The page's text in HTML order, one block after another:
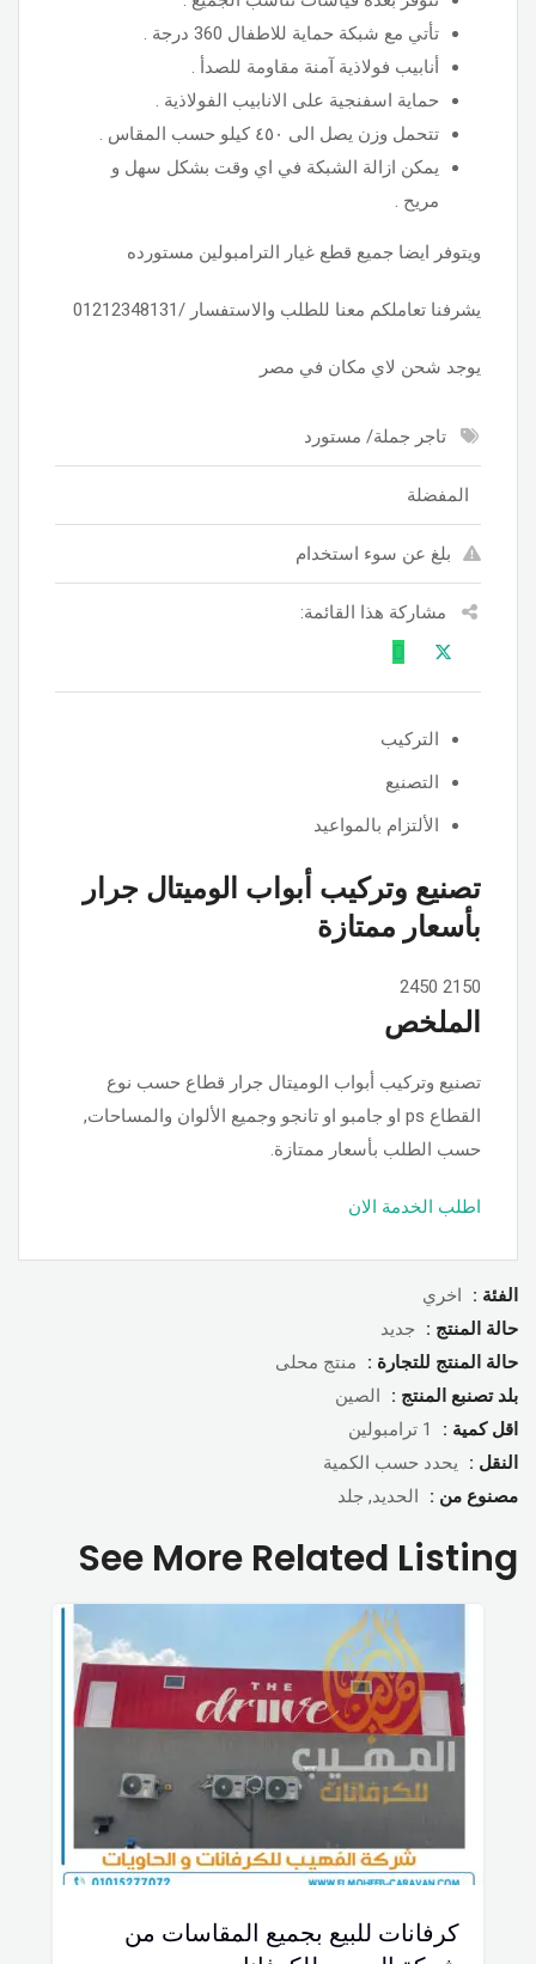
تأتي مع شبكة حماية للاطفال 360 درجة .
أنابيب فولاذية آمنة مقاومة للصدأ .
حماية اسفنجية على الانابيب الفولاذية .
تتحمل وزن يصل الى ٤٥٠ كيلو حسب المقاس .
يمكن ازالة الشبكة في اي وقت بشكل سهل و
مريح .
ويتوفر ايضا جميع قطع غيار الترامبولين مستورده
يشرفنا تعاملكم معنا للطلب والاستفسار /01212348131
يوجد شحن لاي مكان في مصر
تاجر جملة/ مستورد
المفضلة
بلغ عن سوء استخدام
مشاركة هذا القائمة:
التركيب
التصنيع
الألتزام بالمواعيد
تصنيع وتركيب أبواب الوميتال جرار
بأسعار ممتازة
2150
2450
الملخص
تصنيع وتركيب أبواب الوميتال جرار قطاع حسب نوع
القطاع ps او جامبو او تانجو وجميع الألوان والمساحات,
حسب الطلب بأسعار ممتازة.
اطلب الخدمة الان
الفئة :
اخري
حالة المنتج :
جديد
حالة المنتج للتجارة :
منتج محلى
بلد تصنبع المنتج :
الصين
اقل كمية :
1 ترامبولين
النقل :
يحدد حسب الكمية
مصنوع من :
الحديد, جلد
See More Related Listing
كرفانات للبيع بجميع المقاسات من